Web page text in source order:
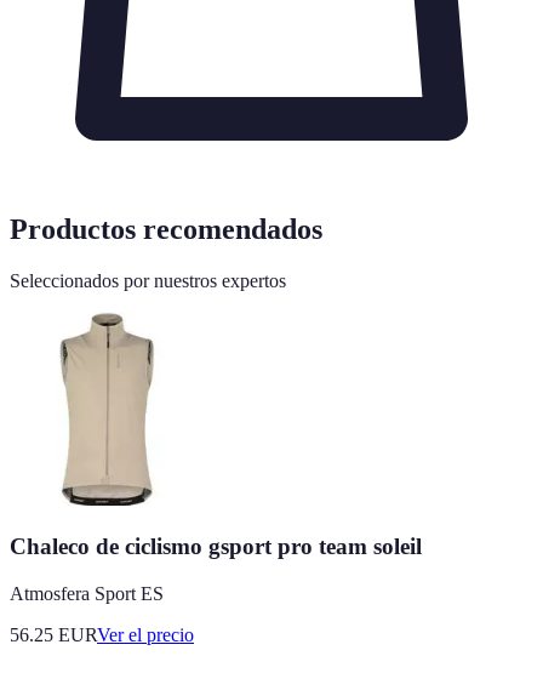
Productos recomendados
Seleccionados por nuestros expertos
Chaleco de ciclismo gsport pro team soleil
Atmosfera Sport ES
56.25 EURVer el precio